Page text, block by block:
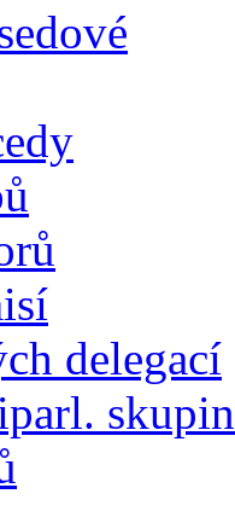
delegací
skupin